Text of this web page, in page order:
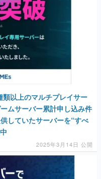
以上のマルチプレイサー
ムサーバー累計申し込み件
していたサーバーを“すべ
2025年3月14日 公開